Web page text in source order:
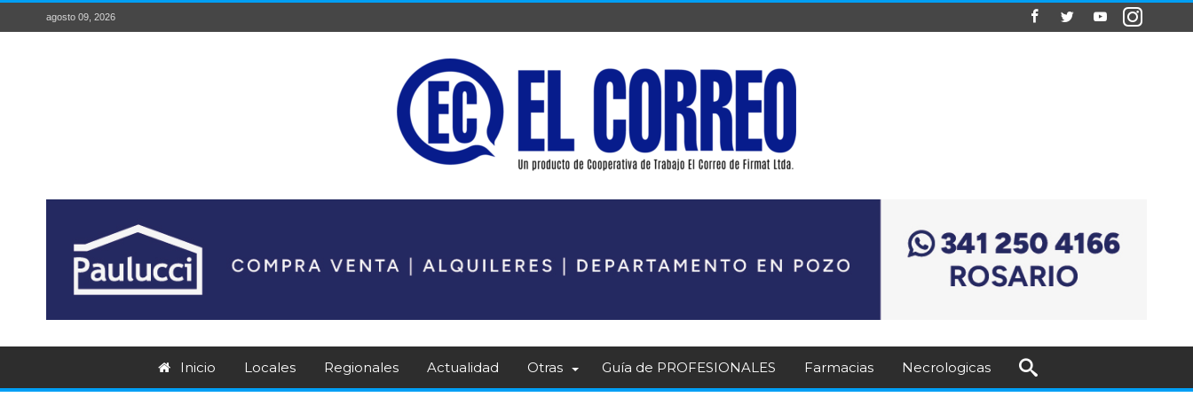
agosto 09, 2026
Inicio Locales Regionales Actualidad Otras Guía de PROFESIONALES Farmacias Necrologicas